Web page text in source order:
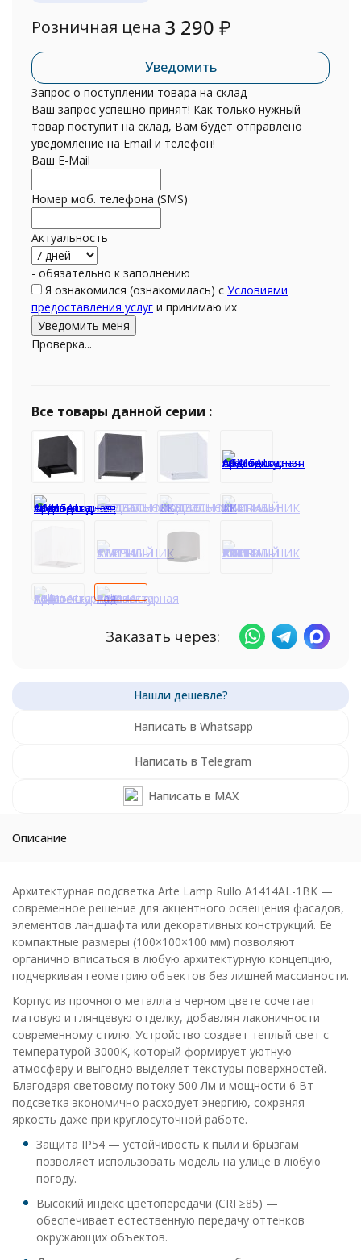
Розничная цена 3 290 ₽
Уведомить
Запрос о поступлении товара на склад
Ваш запрос успешно принят! Как только нужный
товар поступит на склад, Вам будет отправлено
уведомление на Email и телефон!
Ваш E-Mail
Номер моб. телефона (SMS)
Актуальность
- обязательно к заполнению
Я ознакомился (ознакомилась) с Условиями
предоставления услуг и принимаю их
Проверка...
Все товары данной серии :
Заказать через:
Написать в Whatsapp
Написать в Telegram
Написать в MAX
Описание
Архитектурная подсветка Arte Lamp Rullo A1414AL-1BK —
современное решение для акцентного освещения фасадов,
элементов ландшафта или декоративных конструкций. Ее
компактные размеры (100×100×100 мм) позволяют
органично вписаться в любую архитектурную концепцию,
подчеркивая геометрию объектов без лишней массивности.
Корпус из прочного металла в черном цвете сочетает
матовую и глянцевую отделку, добавляя лаконичности
современному стилю. Устройство создает теплый свет с
температурой 3000K, который формирует уютную
атмосферу и выгодно выделяет текстуры поверхностей.
Благодаря световому потоку 500 Лм и мощности 6 Вт
подсветка экономично расходует энергию, сохраняя
яркость даже при круглосуточной работе.
Защита IP54 — устойчивость к пыли и брызгам
позволяет использовать модель на улице в любую
погоду.
Высокий индекс цветопередачи (CRI ≥85) —
обеспечивает естественную передачу оттенков
окружающих объектов.